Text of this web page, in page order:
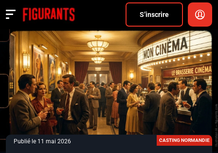
S’inscrire
Actualités
ANNONCER
FAQ
S’inscrire
CONNEXION
Publié le 11 mai 2026
CASTING NORMANDIE